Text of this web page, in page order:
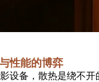
性能的博弈
设备，散热是绕不开